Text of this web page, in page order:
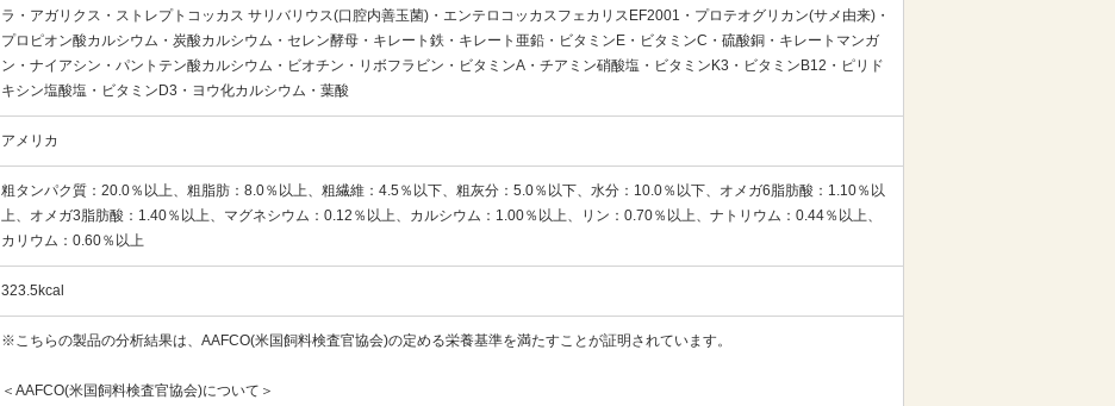
ラ・アガリクス・ストレプトコッカス サリバリウス(口腔内善玉菌)・エンテロコッカスフェカリスEF2001・プロテオグリカン(サメ由来)・
プロピオン酸カルシウム・炭酸カルシウム・セレン酵母・キレート鉄・キレート亜鉛・ビタミンE・ビタミンC・硫酸銅・キレートマンガ
ン・ナイアシン・パントテン酸カルシウム・ビオチン・リボフラビン・ビタミンA・チアミン硝酸塩・ビタミンK3・ビタミンB12・ピリド
キシン塩酸塩・ビタミンD3・ヨウ化カルシウム・葉酸
アメリカ
粗タンパク質：20.0％以上、粗脂肪：8.0％以上、粗繊維：4.5％以下、粗灰分：5.0％以下、水分：10.0％以下、オメガ6脂肪酸：1.10％以
上、オメガ3脂肪酸：1.40％以上、マグネシウム：0.12％以上、カルシウム：1.00％以上、リン：0.70％以上、ナトリウム：0.44％以上、
カリウム：0.60％以上
323.5kcal
※こちらの製品の分析結果は、AAFCO(米国飼料検査官協会)の定める栄養基準を満たすことが証明されています。
＜AAFCO(米国飼料検査官協会)について＞